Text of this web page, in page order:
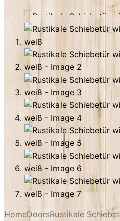
HomeDoorsRustikale